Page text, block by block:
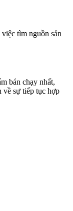
tìm nguồn sản
bán chạy nhất,
về sự tiếp tục hợp